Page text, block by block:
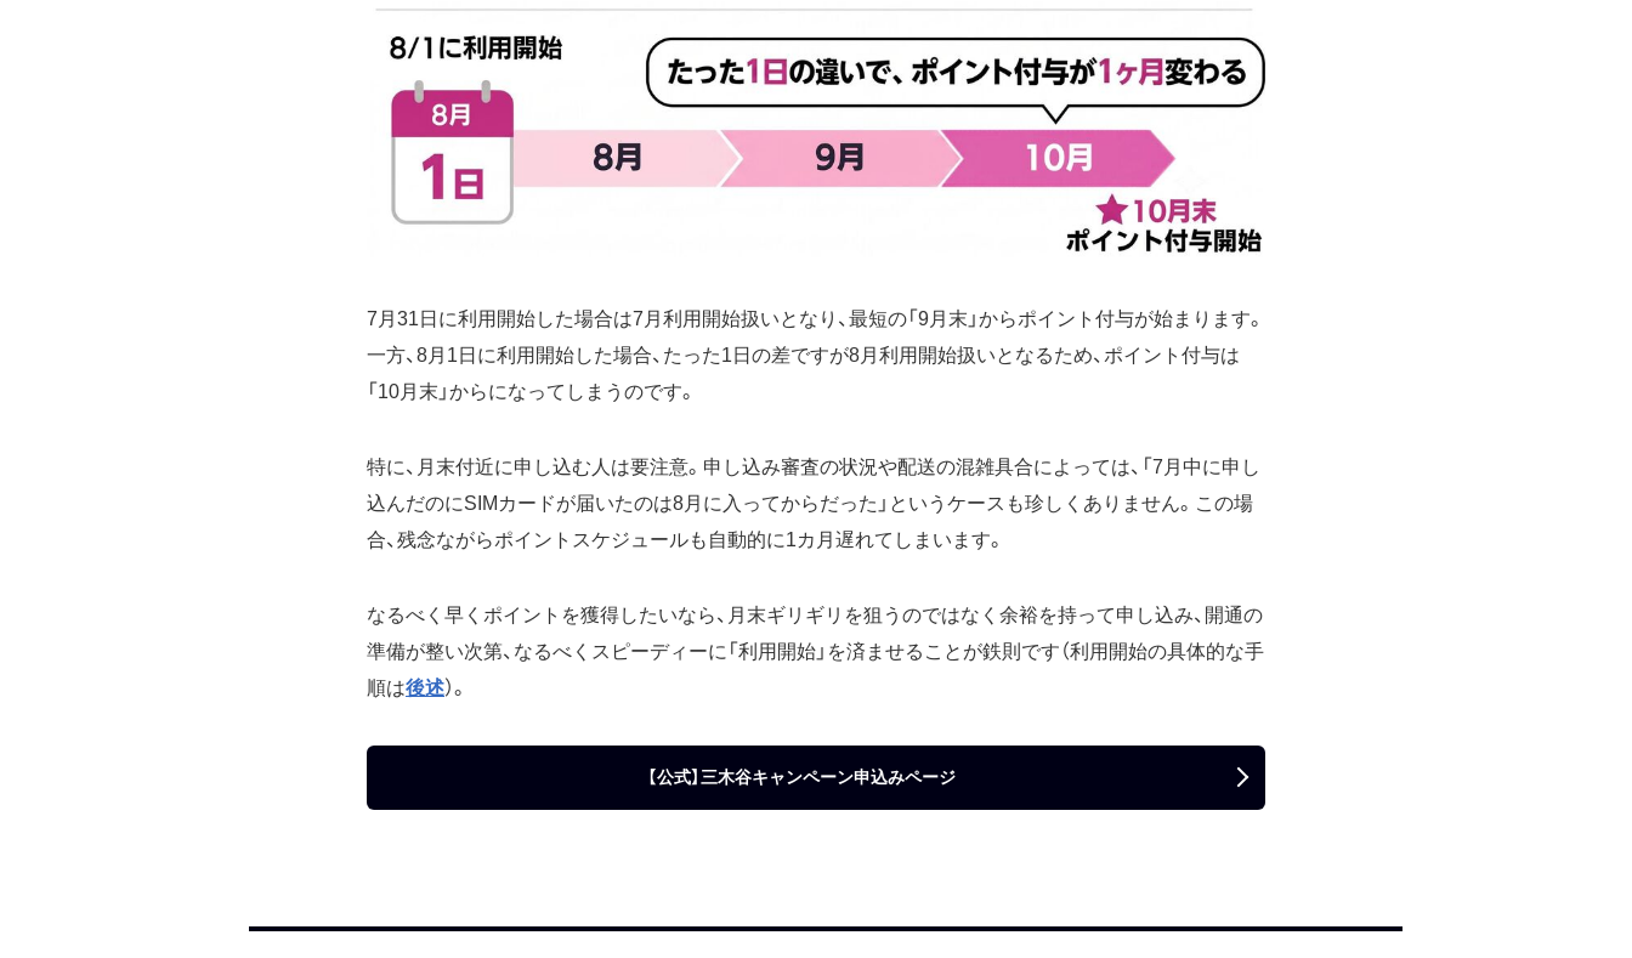
7月31日に利用開始した場合は7月利用開始扱いとなり、最短の「9月末」からポイント付与が始まります。
一方、8月1日に利用開始した場合、たった1日の差ですが8月利用開始扱いとなるため、ポイント付与は
「10月末」からになってしまうのです。
特に、月末付近に申し込む人は要注意。申し込み審査の状況や配送の混雑具合によっては、「7月中に申し
込んだのにSIMカードが届いたのは8月に入ってからだった」というケースも珍しくありません。この場
合、残念ながらポイントスケジュールも自動的に1カ月遅れてしまいます。
なるべく早くポイントを獲得したいなら、月末ギリギリを狙うのではなく余裕を持って申し込み、開通の
準備が整い次第、なるべくスピーディーに「利用開始」を済ませることが鉄則です（利用開始の具体的な手
順は後述）。
【公式】三木谷キャンペーン申込みページ